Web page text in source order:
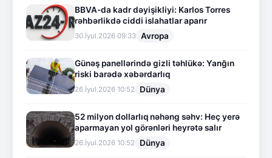
BBVA-da kadr dəyişikliyi: Karlos Torres
rəhbərlikdə ciddi islahatlar aparır
30.İyul.2026 09:33 Avropa
Günəş panellərində gizli təhlükə: Yanğın
riski barədə xəbərdarlıq
26.İyul.2026 10:52 Dünya
52 milyon dollarlıq nəhəng səhv: Heç yerə
aparmayan yol görənləri heyrətə salır
26.İyul.2026 10:52 Dünya